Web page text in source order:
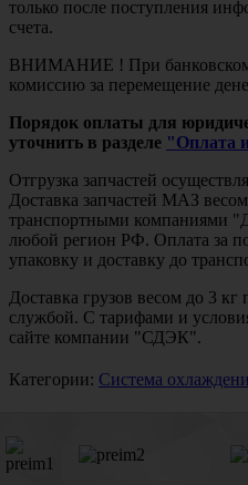
только после поступления
счета.
ВНИМАНИЕ ! При банковском
комиссию за перемещение
Порядок оплаты для
уточнить в разделе "Оплата
Отгрузка запчастей
Доставка запчастей МАЗ
транспортными компаниями
любой регион РФ. Оплата за
упаковку и доставку до
Доставка грузов весом до 3 кг
службой. С тарифами и
сайте компании "СДЭК".
Категории: Система